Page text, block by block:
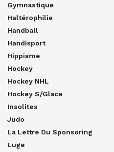
Gymnastique
Haltérophilie
Handball
Handisport
Hippisme
Hockey
Hockey NHL
Hockey S/glace
Insolites
Judo
La Lettre Du Sponsoring
Luge